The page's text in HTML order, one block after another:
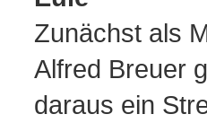
Zunächst als
Alfred Breuer
daraus ein